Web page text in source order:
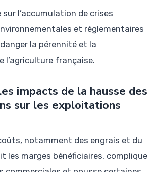
sur l’accumulation de crises
et réglementaires
la pérennité et la
l’agriculture française.
impacts de la hausse des
sur les exploitations
notamment des engrais et du
les marges bénéficiaires, complique